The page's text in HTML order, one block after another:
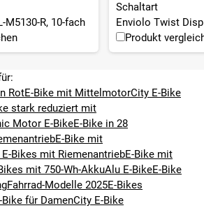
M5130-R, 10-fach
Schaltart
Enviolo Twist
Produkt
RotE-Bike mit MittelmotorCity E-Bike
stark reduziert mit
Motor E-BikeE-Bike in 28
E-Bike mit
E-Bikes mit RiemenantriebE-Bike mit
mit 750-Wh-AkkuAlu E-BikeE-Bike
Fahrrad-Modelle 2025E-Bikes
Bike für DamenCity E-Bike